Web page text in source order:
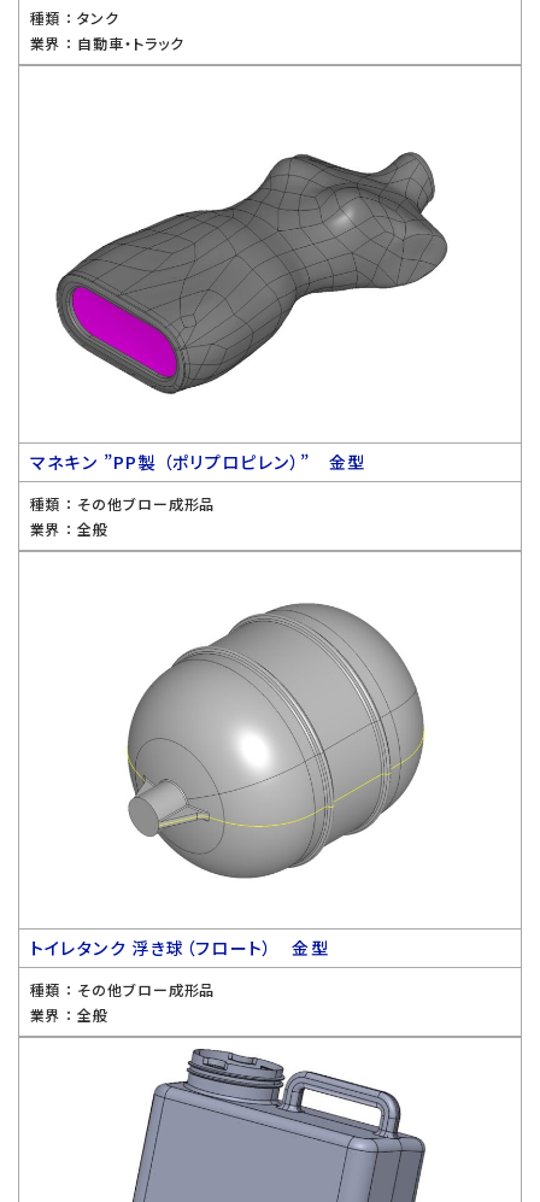
種類 ： タンク
業界 ： 自動車・トラック
マネキン ”PP製 （ポリプロピレン）” 金型
種類 ： その他ブロー成形品
業界 ： 全般
トイレタンク 浮き球（フロート） 金型
種類 ： その他ブロー成形品
業界 ： 全般